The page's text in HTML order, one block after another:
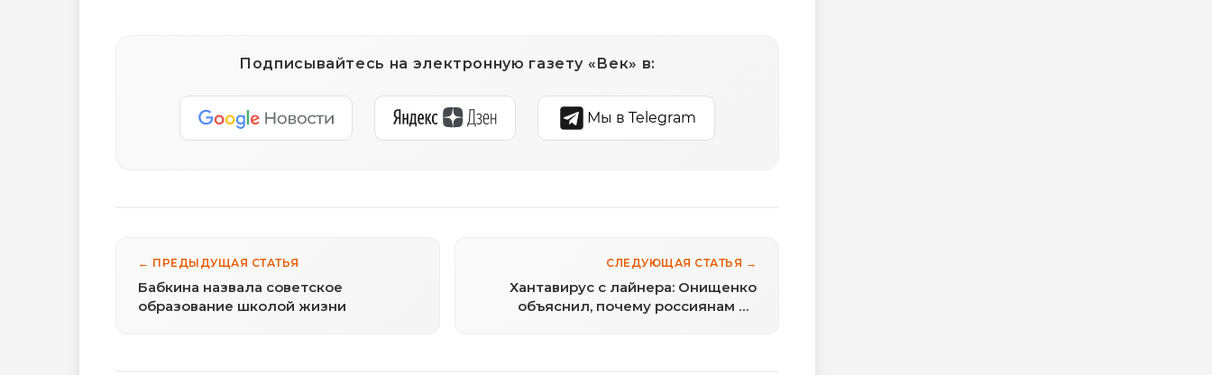
Подписывайтесь на электронную газету «Век» в:
Мы в Telegram
← ПРЕДЫДУЩАЯ СТАТЬЯ
Бабкина назвала советское
образование школой жизни
СЛЕДУЮЩАЯ СТАТЬЯ →
Хантавирус с лайнера: Онищенко
объяснил, почему россиянам не